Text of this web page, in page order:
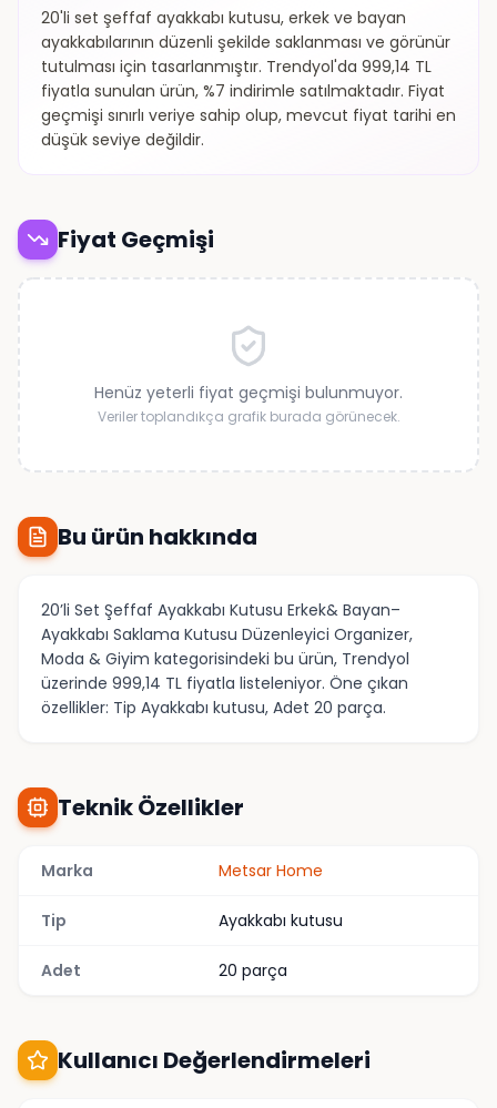
20'li set şeffaf ayakkabı kutusu, erkek ve bayan
ayakkabılarının düzenli şekilde saklanması ve görünür
tutulması için tasarlanmıştır. Trendyol'da 999,14 TL
fiyatla sunulan ürün, %7 indirimle satılmaktadır. Fiyat
geçmişi sınırlı veriye sahip olup, mevcut fiyat tarihi en
düşük seviye değildir.
Fiyat Geçmişi
Henüz yeterli fiyat geçmişi bulunmuyor.
Veriler toplandıkça grafik burada görünecek.
Bu ürün hakkında
20’li Set Şeffaf Ayakkabı Kutusu Erkek& Bayan–
Ayakkabı Saklama Kutusu Düzenleyici Organizer,
Moda & Giyim kategorisindeki bu ürün, Trendyol
üzerinde 999,14 TL fiyatla listeleniyor. Öne çıkan
özellikler: Tip Ayakkabı kutusu, Adet 20 parça.
Teknik Özellikler
Marka Metsar Home
Tip Ayakkabı kutusu
Adet 20 parça
Kullanıcı Değerlendirmeleri